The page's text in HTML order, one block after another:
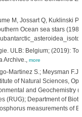
M, Jossart Q, Kuklinski
Ocean sea stars
ULB: Belgium; (2019):
Archive., more
Martinez S.; Meysman
of Natural Sciences,
and Geochemistry
(RUG); Department of
measurements of